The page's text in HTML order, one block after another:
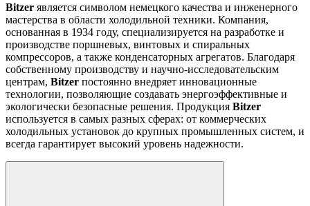
Bitzer является символом немецкого качества и инженерного
мастерства в области холодильной техники. Компания,
основанная в 1934 году, специализируется на разработке и
производстве поршневых, винтовых и спиральных
компрессоров, а также конденсаторных агрегатов. Благодаря
собственному производству и научно-исследовательским
центрам, Bitzer постоянно внедряет инновационные
технологии, позволяющие создавать энергоэффективные и
экологически безопасные решения. Продукция Bitzer
используется в самых разных сферах: от коммерческих
холодильных установок до крупных промышленных систем, и
всегда гарантирует высокий уровень надежности.